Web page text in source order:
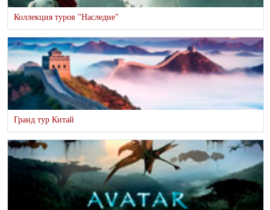
Коллекция туров "Наследие"
Гранд тур Китай